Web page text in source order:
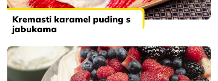
Kremasti karamel puding s
jabukama